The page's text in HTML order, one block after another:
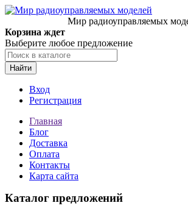
Мир радиоуправляемых
Корзина ждет
Выберите любое предложение
Найти
Вход
Регистрация
Главная
Блог
Доставка
Оплата
Контакты
Карта сайта
Каталог предложений